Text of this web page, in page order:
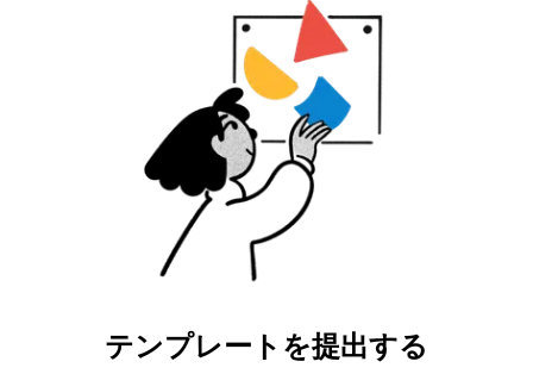
テンプレートを提出する